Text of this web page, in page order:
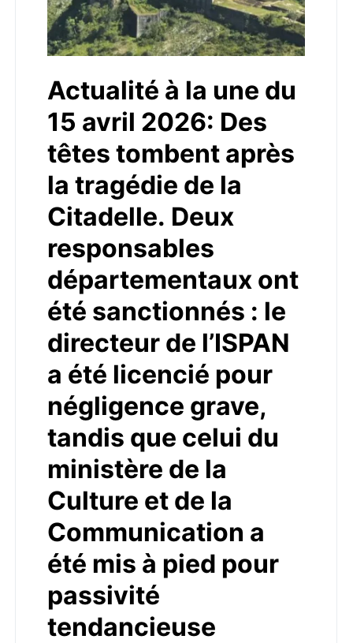
Actualité à la une du
15 avril 2026: Des
têtes tombent après
la tragédie de la
Citadelle. Deux
responsables
départementaux ont
été sanctionnés : le
directeur de l’ISPAN
a été licencié pour
négligence grave,
tandis que celui du
ministère de la
Culture et de la
Communication a
été mis à pied pour
passivité
tendancieuse